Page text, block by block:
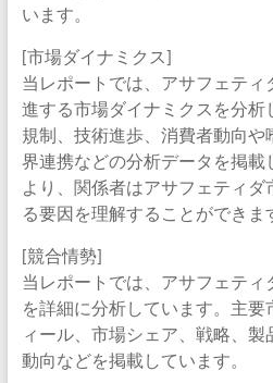
います。
[市場ダイナミクス]
当レポートでは、アサフェティ
進する市場ダイナミクスを分
規制、技術進歩、消費者動向
界連携などの分析データを掲載
より、関係者はアサフェティダ
る要因を理解することができま
[競合情勢]
当レポートでは、アサフェテ
を詳細に分析しています。主要
ィール、市場シェア、戦略、
動向などを掲載しています。